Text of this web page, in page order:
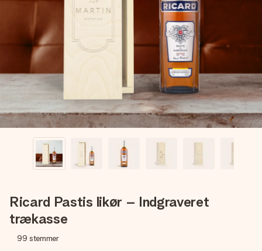
Gratis kort med hilsen
Lav noget særligt i blot få trin – med hendes navn, et
billede af dig eller en besked, der går lige i hendes hjerte.
Intet besvær men udelukkende en masse kærlighed i
øjeblikket.
Ricard Pastis likør – Indgraveret
trækasse
99 stemmer